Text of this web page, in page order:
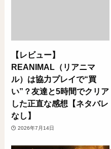
【レビュー】
REANIMAL（リアニマ
ル）は協力プレイで“買
い”？友達と5時間でクリア
した正直な感想【ネタバレ
なし】
2026年7月14日